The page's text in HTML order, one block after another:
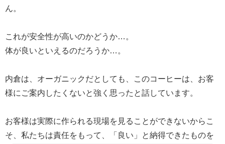
ん。
これが安全性が高いのかどうか…。
体が良いといえるのだろうか…。
内倉は、オーガニックだとしても、このコーヒーは、お客
様にご案内したくないと強く思ったと話しています。
お客様は実際に作られる現場を見ることができないからこ
そ、私たちは責任をもって、「良い」と納得できたものを